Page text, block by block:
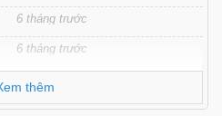
6 tháng trước
6 tháng trước
6 tháng trước
thêm